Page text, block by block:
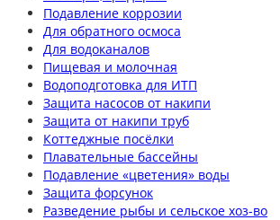
Подавление коррозии
Для обратного осмоса
Для водоканалов
Пищевая и молочная
Водоподготовка для ИТП
Защита насосов от накипи
Защита от накипи труб
Коттеджные посёлки
Плавательные бассейны
Подавление «цветения» воды
Защита форсунок
Разведение рыбы и сельское хоз-во